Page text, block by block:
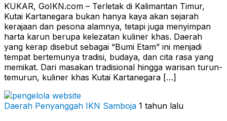
KUKAR, GoIKN.com – Terletak di Kalimantan Timur,
Kutai Kartanegara bukan hanya kaya akan sejarah
kerajaan dan pesona alamnya, tetapi juga menyimpan
harta karun berupa kelezatan kuliner khas. Daerah
yang kerap disebut sebagai “Bumi Etam” ini menjadi
tempat bertemunya tradisi, budaya, dan cita rasa yang
memikat. Dari masakan tradisional hingga warisan turun-
temurun, kuliner khas Kutai Kartanegara […]
Daerah Penyanggah IKN Samboja 1 tahun lalu